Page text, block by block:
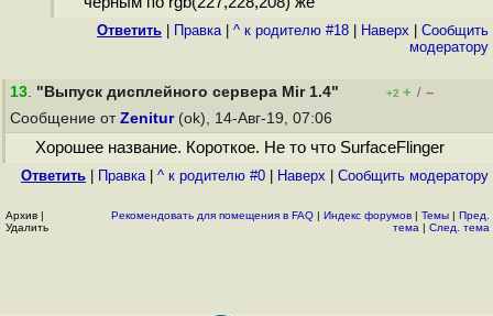
Ответить Правка| ^ к родителю #18 Наверх
Cообщить
модератору
13. "Выпуск дисплейного сервера Mir 1.4" +2 + / –
Сообщение от Zenitur(ok), 14-Авг-19, 07:06
Хорошее название. Короткое. Не то что SurfaceFlinger
Ответить Правка| ^ к родителю #0 Наверх Cообщить модератору
Архив |
Удалить
Рекомендовать для помещения в FAQ | Индекс форумов | Темы | Пред.
тема | След. тема